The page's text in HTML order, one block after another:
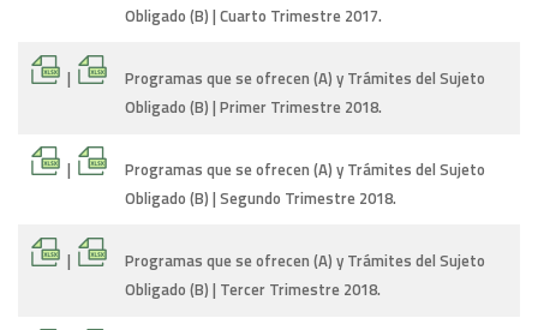
Obligado (B) | Cuarto Trimestre 2017.
|
Programas que se ofrecen (A) y Trámites del Sujeto
Obligado (B) | Primer Trimestre 2018.
|
Programas que se ofrecen (A) y Trámites del Sujeto
Obligado (B) | Segundo Trimestre 2018.
|
Programas que se ofrecen (A) y Trámites del Sujeto
Obligado (B) | Tercer Trimestre 2018.